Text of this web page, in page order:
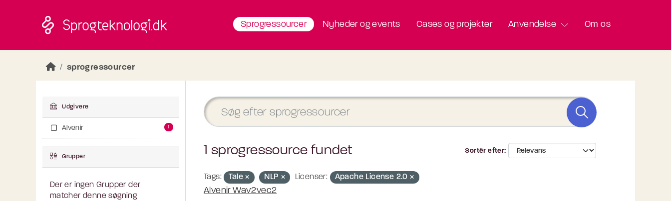
Sprogressourcer Nyheder og events Cases og projekter Anvendelse Om os
sprogressourcer
Udgivere
Alvenir 1
Grupper
Der er ingen Grupper der
matcher denne søgning
Sortér efter
1 sprogressource fundet
Tags: Tale NLP Licenser: Apache License 2.0
Alvenir Wav2vec2